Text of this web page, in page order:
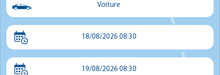
Voiture
18/08/2026 08:30
19/08/2026 08:30